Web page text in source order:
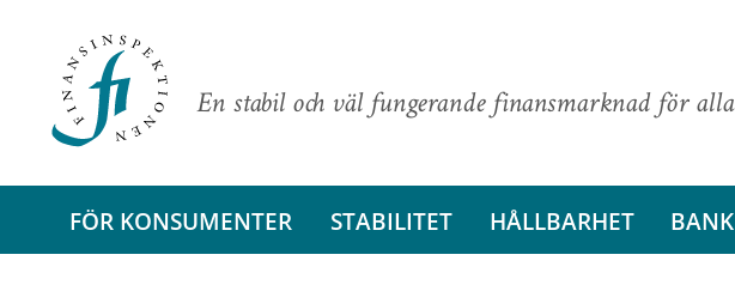
En stabil och väl fungerande finansmarknad för alla
FÖR KONSUMENTER STABILITET HÅLLBARHET BANK